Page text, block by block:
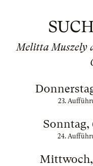
Melitta Muszely
23.
Sonntag,
24.
Mittwoch,